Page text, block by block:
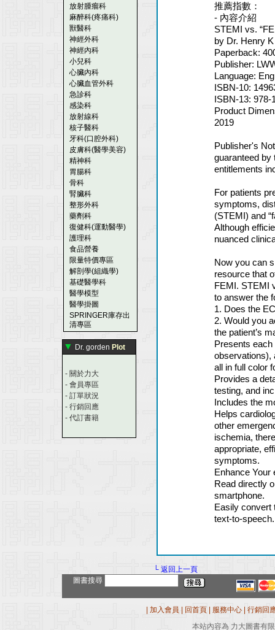
放射腫瘤科
麻醉科(疼痛科)
獸醫科
神經外科
神經內科
小兒科
心臟內科
心臟血管外科
急診科
感染科
放射線科
核子醫科
牙科(口腔外科)
皮膚科(醫學美容)
精神科
胃腸科
骨科
腎臟科
整形外科
藥劑科
復健科(運動醫學)
護理科
食品營養
限量特價專區
解剖學(組織學)
基礎醫學科
醫學模型
醫學掛圖
SPRINGER庫存出
清專區
▼ Dr. gorden Plot
- 關於力大
- 會員專區
- 訂單狀況
- 行銷回應
- 代訂書籍
推薦指數：
- 內容介紹
STEMI vs.
by Dr. Henry
Paperback:
Publisher:
Language:
ISBN-10:
ISBN-13: 978-
Product
2019
Publisher's
guaranteed by
entitlements
For patients
symptoms,
(STEMI) and
Although
nuanced
Now you can
resource that
FEMI. STEMI
to answer the
1. Does the
2. Would you
the patient’s
Presents
observations),
all in full color
Provides a
testing, and
Includes the
Helps
other
ischemia,
appropriate,
symptoms.
Enhance Your
Read directly
smartphone.
Easily convert
text-to-speech.
└ 返回上一頁
圖書搜尋
加入會員 回首頁 服務中心
行銷回
本站內容為 力大圖書有